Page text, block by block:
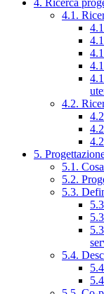
4.1.
4.2.
5.
5.1.
5.2.
5.3.
5.4.